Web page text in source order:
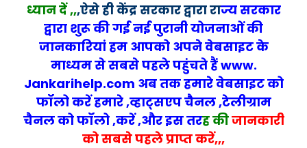
ध्यान दें ,,,ऐसे हीकेंद्र सरकार द्वारा राज्यसरकार
द्वारा शुरू की गई नई पुरानी योजनाओं की
जानकारियां हम आपको अपने वेबसाइट के
माध्यम से सबसे पहले पहुंचते हैं www.
Jankarihelp.com अब तक हमारे वेबसाइट को
फॉलो करें हमारे ,व्हाट्सएप चैनल ,टेलीग्राम
चैनल को फॉलो ,करें ,और इस तरह कीजानकारी
को सबसे पहले प्राप्त करें,,,